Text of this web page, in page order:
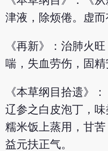
津液，除烦倦。虚而
《再新》：治肺火
喘，失血劳伤，固精
《本草纲目拾遗》
辽参之白皮泡丁，
糯米饭上蒸用，甘苦
益元扶正气。